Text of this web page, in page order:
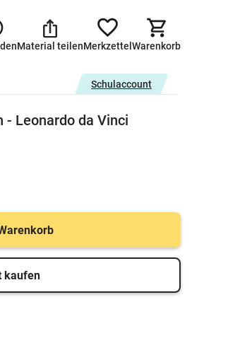
Material teilenMerkzettel Warenkorb
Schulaccount
- Leonardo da Vinci
kaufen